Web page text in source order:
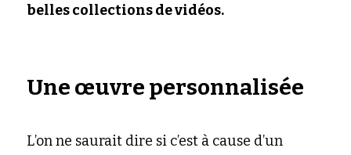
belles collections de vidéos.
Une œuvre personnalisée